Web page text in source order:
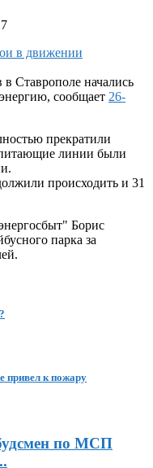
Ставрополе начались
сообщает 26-
прекратили
линии были
происходить и 31
Борис
парка за
привел к пожару
по МСП